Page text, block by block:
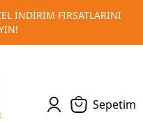
VE MATBAA
TESLIMAT!
Sepetim